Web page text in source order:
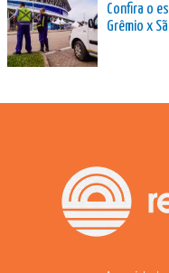
Confira o
Grêmio x